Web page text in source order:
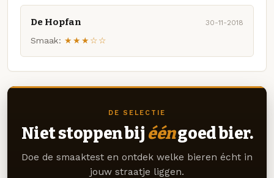
De Hopfan 30-11-2018
Smaak: ★★★☆☆
DE SELECTIE
Niet stoppen bij ééngoed bier.
Doe de smaaktest en ontdek welke bieren écht in
jouw straatje liggen.